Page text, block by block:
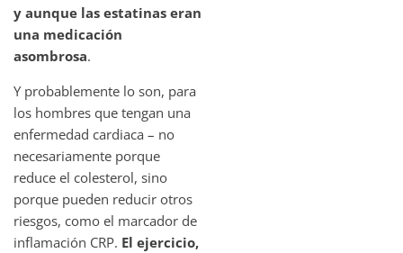
y aunque las estatinas eran
una medicación
asombrosa.
Y probablemente lo son, para
los hombres que tengan una
enfermedad cardiaca – no
necesariamente porque
reduce el colesterol, sino
porque pueden reducir otros
riesgos, como el marcador de
inflamación CRP. El ejercicio,